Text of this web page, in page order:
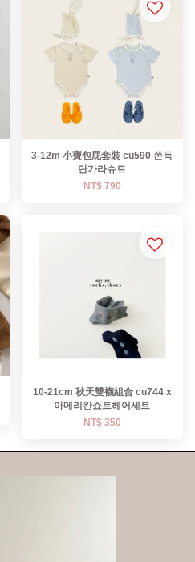
3-12m 小寶包屁套裝 cu590 쫀득
단가라슈트
NT$ 790
10-21cm 秋天雙襪組合 cu744 x
아메리칸쇼트헤어세트
NT$ 350